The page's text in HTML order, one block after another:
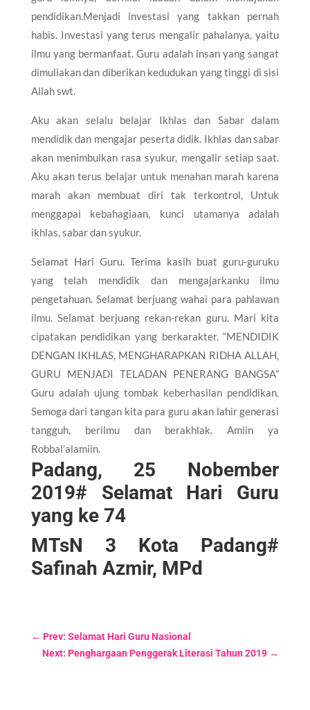
pendidikan.Menjadi investasi yang takkan pernah
habis. Investasi yang terus mengalir pahalanya, yaitu
ilmu yang bermanfaat. Guru adalah insan yang sangat
dimuliakan dan diberikan kedudukan yang tinggi di sisi
Allah swt.
Aku akan selalu belajar Ikhlas dan Sabar dalam
mendidik dan mengajar peserta didik. Ikhlas dan sabar
akan menimbulkan rasa syukur, mengalir setiap saat.
Aku akan terus belajar untuk menahan marah karena
marah akan membuat diri tak terkontrol, Untuk
menggapai kebahagiaan, kunci utamanya adalah
ikhlas, sabar dan syukur.
Selamat Hari Guru. Terima kasih buat guru-guruku
yang telah mendidik dan mengajarkanku ilmu
pengetahuan. Selamat berjuang wahai para pahlawan
ilmu. Selamat berjuang rekan-rekan guru. Mari kita
cipatakan pendidikan yang berkarakter. “MENDIDIK
DENGAN IKHLAS, MENGHARAPKAN RIDHA ALLAH,
GURU MENJADI TELADAN PENERANG BANGSA”
Guru adalah ujung tombak keberhasilan pendidikan.
Semoga dari tangan kita para guru akan lahir generasi
tangguh, berilmu dan berakhlak. Amiin ya
Robbal’alamiin.
Padang, 25 Nobember
2019# Selamat Hari Guru
yang ke 74
MTsN 3 Kota Padang#
Safinah Azmir, MPd
← Prev: Selamat Hari Guru Nasional
Next: Penghargaan Penggerak Literasi Tahun 2019 →